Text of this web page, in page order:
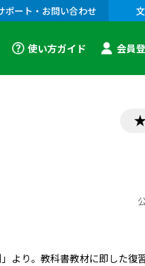
ポート・お問い合わせ
使い方ガイド 会員
より。教科書教材に即した復